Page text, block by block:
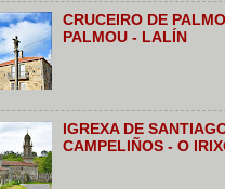
CRUCEIRO DE
PALMOU - LALÍN
IGREXA DE
CAMPELIÑOS - O